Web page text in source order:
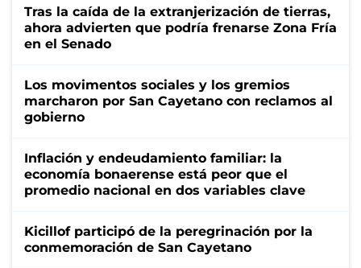
Tras la caída de la extranjerización de tierras,
ahora advierten que podría frenarse Zona Fría
en el Senado
Los movimentos sociales y los gremios
marcharon por San Cayetano con reclamos al
gobierno
Inflación y endeudamiento familiar: la
economía bonaerense está peor que el
promedio nacional en dos variables clave
Kicillof participó de la peregrinación por la
conmemoración de San Cayetano